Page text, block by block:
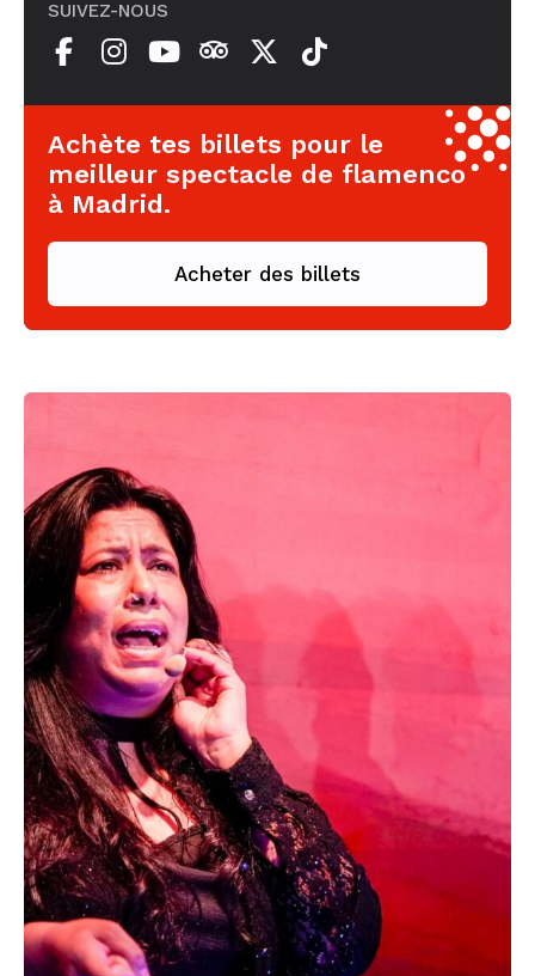
SUIVEZ-NOUS
Achète tes billets pour le
meilleur spectacle de flamenco
à Madrid.
Acheter des billets